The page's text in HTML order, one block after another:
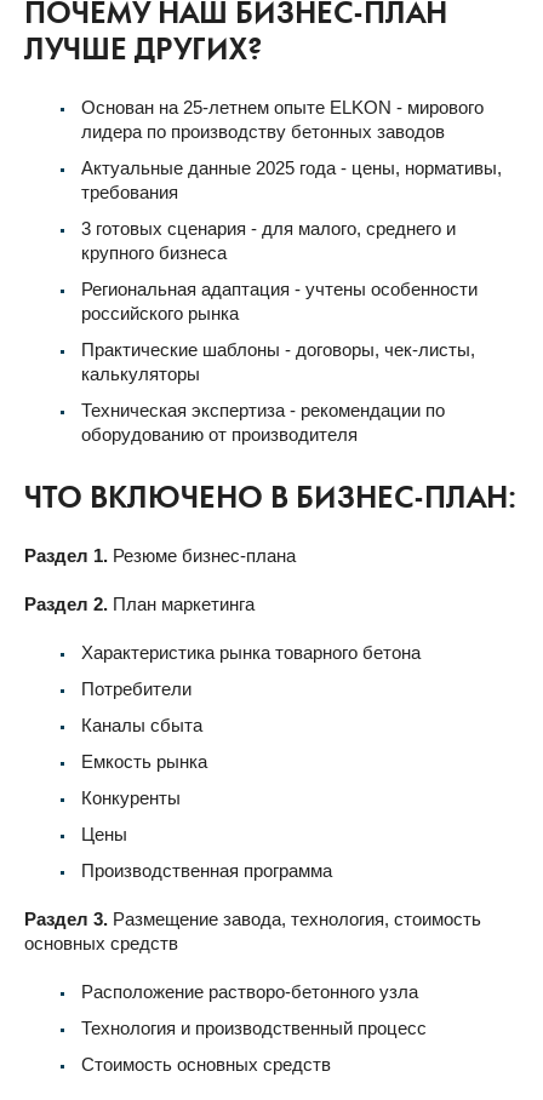
ПОЧЕМУ НАШ БИЗНЕС-ПЛАН
ЛУЧШЕ ДРУГИХ?
Основан на 25-летнем опыте ELKON - мирового
лидера по производству бетонных заводов
Актуальные данные 2025 года - цены, нормативы,
требования
3 готовых сценария - для малого, среднего и
крупного бизнеса
Региональная адаптация - учтены особенности
российского рынка
Практические шаблоны - договоры, чек-листы,
калькуляторы
Техническая экспертиза - рекомендации по
оборудованию от производителя
ЧТО ВКЛЮЧЕНО В БИЗНЕС-ПЛАН:
Раздел 1. Резюме бизнес-плана
Раздел 2. План маркетинга
Характеристика рынка товарного бетона
Потребители
Каналы сбыта
Емкость рынка
Конкуренты
Цены
Производственная программа
Раздел 3. Размещение завода, технология, стоимость
основных средств
Расположение растворо-бетонного узла
Технология и производственный процесс
Стоимость основных средств